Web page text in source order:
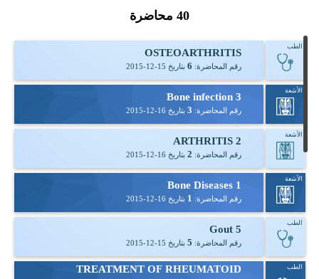
40 محاضرة
الطب
OSTEOARTHRITIS
رقم المحاضرة: 6 بتاريخ 2015-12-15
الأشعة
Bone infection 3
رقم المحاضرة: 3 بتاريخ2015-12-16
الأشعة
ARTHRITIS 2
رقم المحاضرة: 2 بتاريخ2015-12-16
الأشعة
Bone Diseases 1
رقم المحاضرة: 1 بتاريخ2015-12-16
الطب
Gout 5
رقم المحاضرة: 5 بتاريخ 2015-12-15
الطب TREATMENT OF RHEUMATOID